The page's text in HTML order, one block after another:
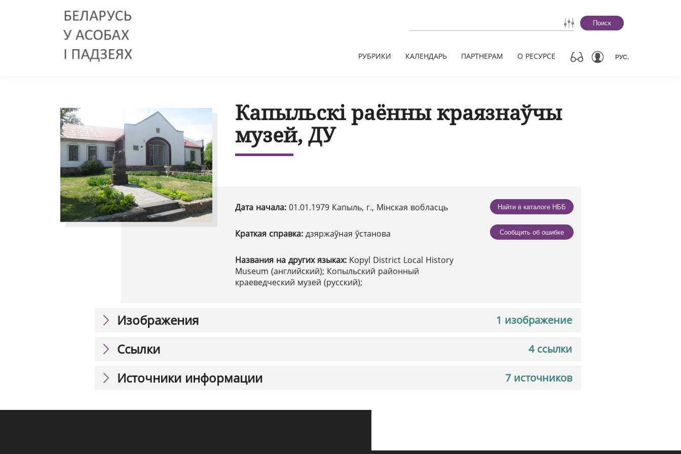
Поиск
РУБРИКИ КАЛЕНДАРЬ ПАРТНЕРАМ О РЕСУРСЕ РУС.
Капыльскі раённы краязнаўчы
музей, ДУ
Дата начала: 01.01.1979 Капыль, г., Мінская вобласць
Краткая справка: дзяржаўная ўстанова
Названия на других языках: Kopyl District Local History
Museum (английский); Копыльский районный
краеведческий музей (русский);
Найти в каталоге НББ
Сообщить об ошибке
1 изображение
Изображения
4 ссылки
Ссылки
7 источников
Источники информации